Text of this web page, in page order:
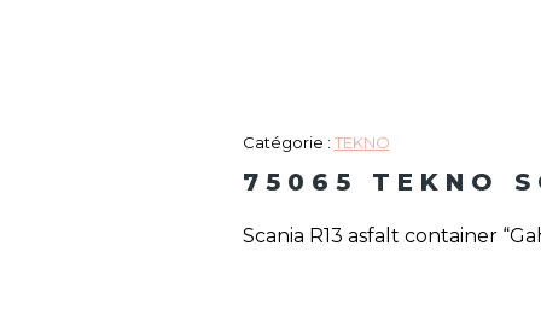
Catégorie : TEKNO
75065 TEKNO
Scania R13 asfalt container